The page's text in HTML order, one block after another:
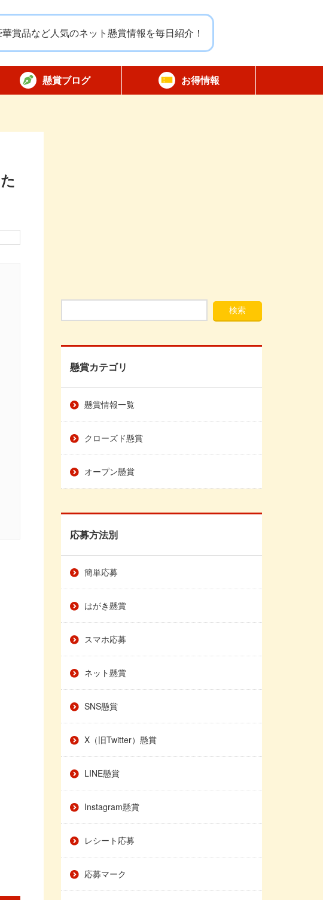
賞品など人気のネット懸賞情報を毎日紹介！
懸賞ブログ お得情報
懸賞カテゴリ
懸賞情報一覧
クローズド懸賞
オープン懸賞
応募方法別
簡単応募
はがき懸賞
スマホ応募
ネット懸賞
SNS懸賞
X（旧Twitter）懸賞
LINE懸賞
Instagram懸賞
レシート応募
応募マーク